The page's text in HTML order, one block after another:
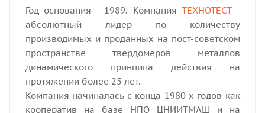
Год основания - 1989. Компания ТЕХНОТЕСТ-
абсолютный лидер по количеству
производимых и проданных на пост-советском
пространстве твердомеров металлов
динамического принципа действия на
протяжении более 25 лет.
Компания начиналась с конца 1980-х годов как
кооператив на базе НПО ЦНИИТМАШ и на